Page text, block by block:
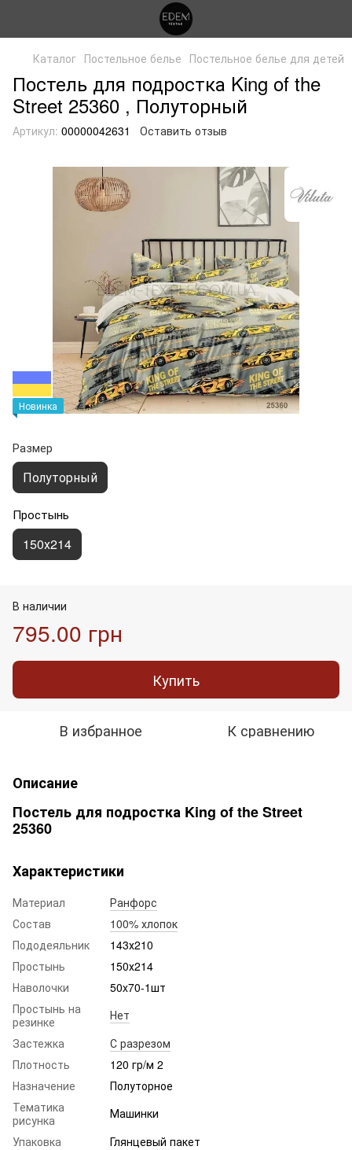
Каталог Постельное белье Постельное белье для детей
Постель для подростка King of the
Street 25360 , Полуторный
Артикул: 00000042631 Оставить отзыв
Новинка
Размер
Полуторный
Простынь
150х214
В наличии
795.00 грн
Купить
В избранное К сравнению
Описание
Постель для подростка King of the Street
25360
Характеристики
Материал
Ранфорс
Состав
100% хлопок
Пододеяльник
143х210
Простынь
150х214
Наволочки
50x70-1шт
Простынь на
резинке
Нет
Застежка
С разрезом
Плотность
120 гр/м 2
Назначение
Полуторное
Тематика
рисунка
Машинки
Упаковка
Глянцевый пакет